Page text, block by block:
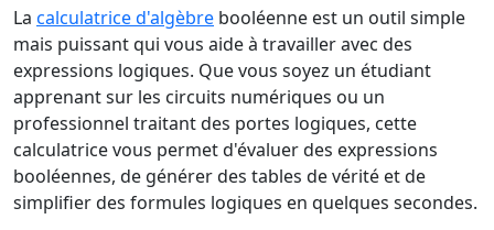
La calculatrice d'algèbre booléenne est un outil simple
mais puissant qui vous aide à travailler avec des
expressions logiques. Que vous soyez un étudiant
apprenant sur les circuits numériques ou un
professionnel traitant des portes logiques, cette
calculatrice vous permet d'évaluer des expressions
booléennes, de générer des tables de vérité et de
simplifier des formules logiques en quelques secondes.